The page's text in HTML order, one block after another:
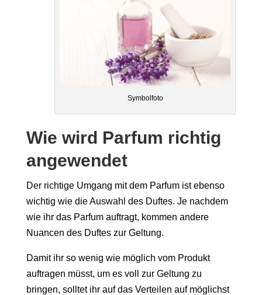
Symbolfoto
Wie wird Parfum richtig
angewendet
Der richtige Umgang mit dem Parfum ist ebenso
wichtig wie die Auswahl des Duftes. Je nachdem
wie ihr das Parfum auftragt, kommen andere
Nuancen des Duftes zur Geltung.
Damit ihr so wenig wie möglich vom Produkt
auftragen müsst, um es voll zur Geltung zu
bringen, solltet ihr auf das Verteilen auf möglichst